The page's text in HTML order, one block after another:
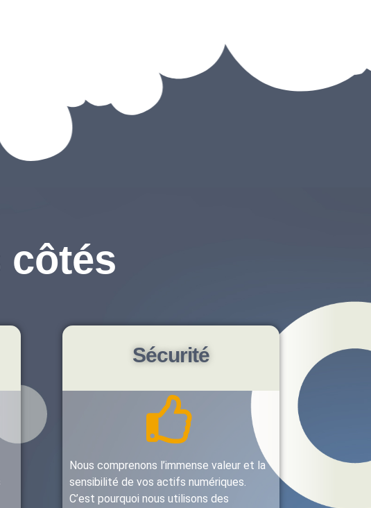
côtés
Sécurité
Nous comprenons l’immense valeur et la
sensibilité de vos actifs numériques.
C’est pourquoi nous utilisons des